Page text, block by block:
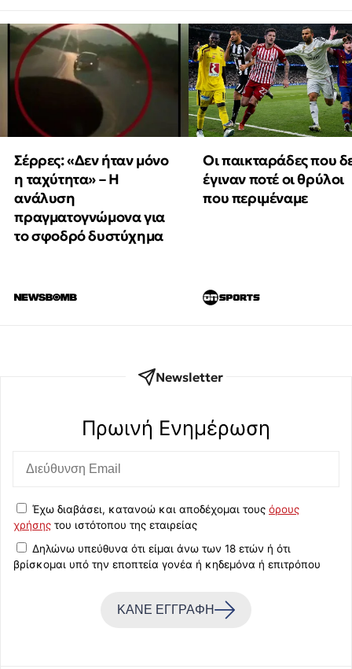
Σέρρες: «Δεν ήταν μόνο
η ταχύτητα» – Η
ανάλυση
πραγματογνώμονα για
το σφοδρό δυστύχημα
Οι παικταράδες που
έγιναν ποτέ οι θρύλοι
που περιμέναμε
Newsletter
Πρωινή Eνημέρωση
Έχω διαβάσει, κατανοώ και αποδέχομαι τους όρους
χρήσης του ιστότοπου της εταιρείας
Δηλώνω υπεύθυνα ότι είμαι άνω των 18 ετών ή ότι
βρίσκομαι υπό την εποπτεία γονέα ή κηδεμόνα ή επιτρόπου
ΚΑΝΕ ΕΓΓΡΑΦΗ